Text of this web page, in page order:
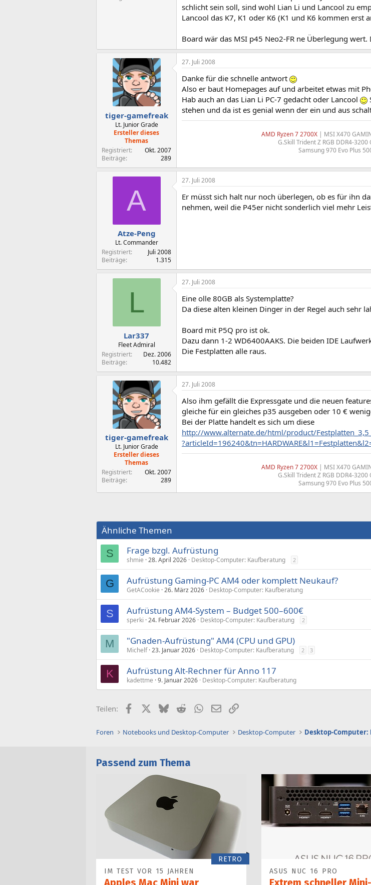
schlicht sein soll, sind wohl Lian Li und Lancool zu
Lancool das K7, K1 oder K6 (K1 und K6 kommen erst
Board wär das MSI p45 Neo2-FR ne Überlegung
tiger-gamefreak
Lt. Junior Grade
Ersteller dieses
Themas
Registriert
Okt. 2007
Beiträge
289
27. Juli 2008
Danke für die schnelle antwort
Also er baut Homepages auf und arbeitet etwas mit
Hab auch an das Lian Li PC-7 gedacht oder Lancool
stehen und da ist es genial wenn der ein und aus
AMD Ryzen 7 2700X| MSI X470
G.Skill Trident Z RGB DDR4-3200
Samsung 970 Evo Plus
A
Atze-Peng
Lt. Commander
Registriert
Juli 2008
Beiträge
1.315
27. Juli 2008
Er müsst sich halt nur noch überlegen, ob es für ihn
nehmen, weil die P45er nicht sonderlich viel mehr
L
Lar337
Fleet Admiral
Registriert
Dez. 2006
Beiträge
10.482
27. Juli 2008
Eine olle 80GB als Systemplatte?
Da diese alten kleinen Dinger in der Regel auch sehr
Board mit P5Q pro ist ok.
Dazu dann 1-2 WD6400AAKS. Die beiden IDE
Die Festplatten alle raus.
tiger-gamefreak
Lt. Junior Grade
Ersteller dieses
Themas
Registriert
Okt. 2007
Beiträge
289
27. Juli 2008
Also ihm gefällt die Expressgate und die neuen
gleiche für ein gleiches p35 ausgeben oder 10 €
Bei der Platte handelt es sich um diese
http://www.alternate.de/html/product/
AMD Ryzen 7 2700X| MSI X470
G.Skill Trident Z RGB DDR4-3200
Samsung 970 Evo Plus
Ähnliche Themen
S Frage bzgl. Aufrüstung
shmie 28. April 2026 Desktop-Computer: Kaufberatung 2
G Aufrüstung Gaming-PC AM4 oder komplett Neukauf?
GetACookie 26. März 2026 Desktop-Computer: Kaufberatung
S Aufrüstung AM4-System – Budget 500–600€
sperki 24. Februar 2026 Desktop-Computer: Kaufberatung 2
M "Gnaden-Aufrüstung" AM4 (CPU und GPU)
Michelf 23. Januar 2026 Desktop-Computer: Kaufberatung 2 3
K Aufrüstung Alt-Rechner für Anno 117
kadettme 9. Januar 2026 Desktop-Computer: Kaufberatung
Teilen: FacebookX (Twitter)
BlueskyRedditWhatsApp
E-MailLink
Foren Notebooks und Desktop-Computer Desktop-Computer Desktop-
Passend zum Thema
RETRO
IM TEST VOR 15 JAHREN
Apples Mac Mini war
ASUS NUC 16 PRO
Extrem schneller